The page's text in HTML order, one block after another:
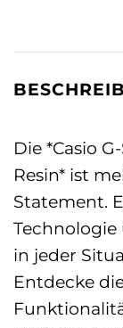
Die *Casio
Resin* ist
Statement.
Technologie
in jeder
Entdecke